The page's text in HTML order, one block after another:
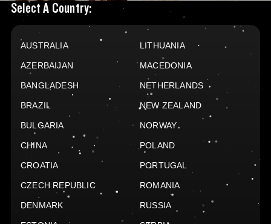
Select A Country:
AUSTRALIA
AZERBAIJAN
BANGLADESH
BRAZIL
BULGARIA
CHINA
CROATIA
CZECH REPUBLIC
DENMARK
LITHUANIA
MACEDONIA
NETHERLANDS
NEW ZEALAND
NORWAY
POLAND
PORTUGAL
ROMANIA
RUSSIA